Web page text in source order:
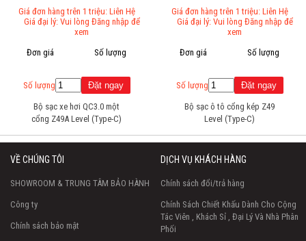
Giá đơn hàng trên 1 triệu: Liên Hệ
Giá đại lý: Vui lòng Đăng nhập để
xem
Đơn giá
Số lượng
Số lượng
Bộ sạc xe hơi QC3.0 một
cổng Z49A Level (Type-C)
Giá đơn hàng trên 1 triệu: Liên Hệ
Giá đại lý: Vui lòng Đăng nhập để
xem
Đơn giá
Số lượng
Số lượng
Bộ sạc ô tô cổng kép Z49
Level (Type-C)
VỀ CHÚNG TÔI
SHOWROOM & TRUNG TÂM BẢO HÀNH
Công ty
Chính sách bảo mật
DỊCH VỤ KHÁCH HÀNG
Chính sách đổi/trả hàng
Chính Sách Chiết Khấu Dành Cho Cộng
Tác Viên , Khách Sỉ , Đại Lý Và Nhà Phân
Phối